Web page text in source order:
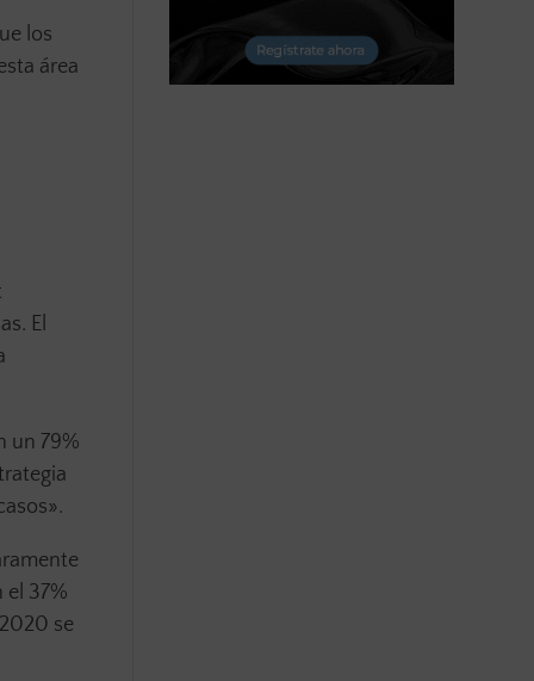
los
área
El
un 79%
el 37%
se